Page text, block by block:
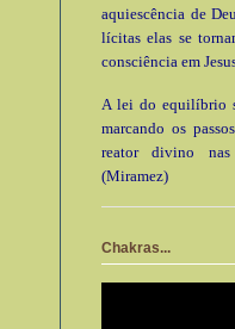
aquiescência de
lícitas elas se
consciência em
A lei do equilíbrio
marcando os
reator divino nas
(Miramez)
Chakras...